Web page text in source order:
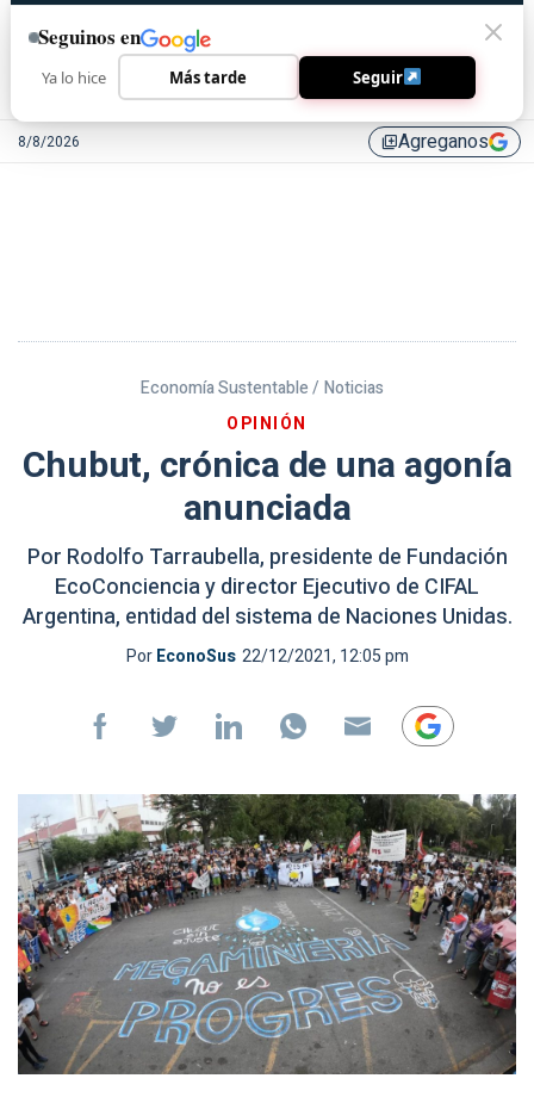
8/8/2026 library_addAgreganos
Economía Sustentable / Noticias
OPINIÓN
Chubut, crónica de una agonía
anunciada
Por Rodolfo Tarraubella, presidente de Fundación
EcoConciencia y director Ejecutivo de CIFAL
Argentina, entidad del sistema de Naciones Unidas.
PorEconoSus 22/12/2021, 12:05 pm
Seguinos en
Ya lo hice Más tarde Seguir